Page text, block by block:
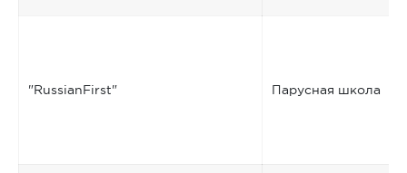
"RussianFirst" Парусная школа